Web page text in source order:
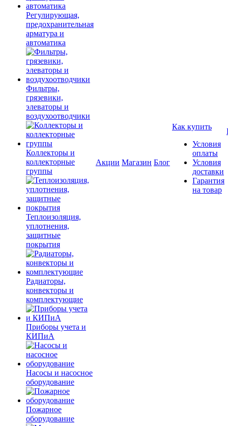
Регулирующая,
предохранительная
арматура и
автоматика
Фильтры,
грязевики,
элеваторы и
воздухоотводчики
Коллекторы и
коллекторные
группы
Теплоизоляция,
уплотнения,
защитные
покрытия
Радиаторы,
конвекторы и
комплектующие
Приборы учета и
КИПиА
Насосы и насосное
оборудование
Пожарное
оборудование
Акции Магазин Блог
Как купить
Условия
оплаты
Условия
доставки
Гарантия
на товар